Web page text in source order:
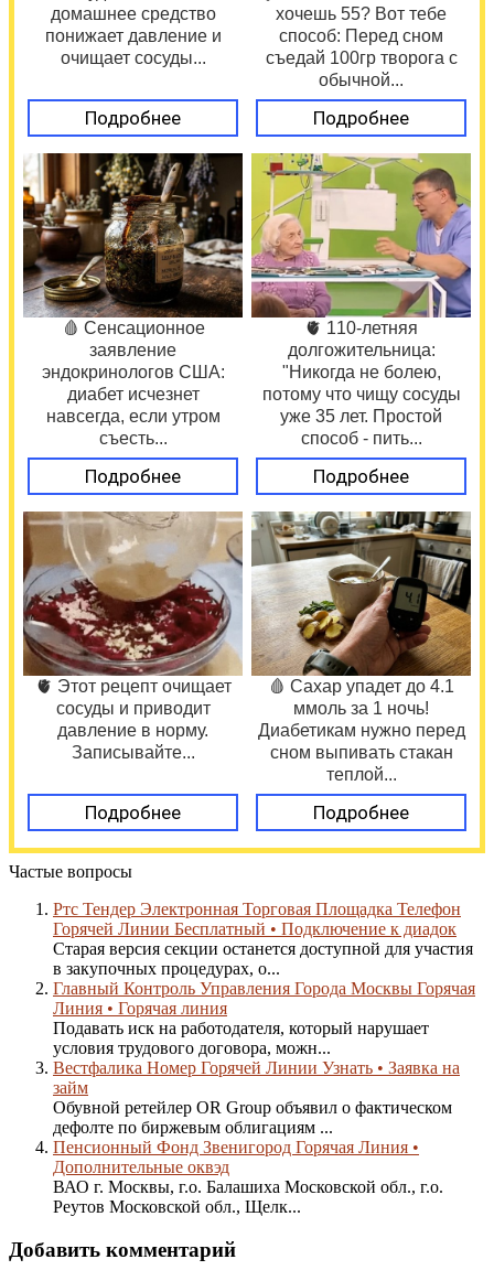
домашнее средство
понижает давление и
очищает сосуды...
Подробнее
хочешь 55? Вот тебе
способ: Перед сном
съедай 100гр творога с
обычной...
Подробнее
🩸 Сенсационное
заявление
эндокринологов США:
диабет исчезнет
навсегда, если утром
съесть...
Подробнее
🫀 110-летняя
долгожительница:
"Никогда не болею,
потому что чищу сосуды
уже 35 лет. Простой
способ - пить...
Подробнее
🫀 Этот рецепт очищает
сосуды и приводит
давление в норму.
Записывайте...
Подробнее
🩸 Сахар упадет до 4.1
ммоль за 1 ночь!
Диабетикам нужно перед
сном выпивать стакан
теплой...
Подробнее
Частые вопросы
Ртс Тендер Электронная Торговая Площадка Телефон
Горячей Линии Бесплатный • Подключение к диадок
Старая версия секции останется доступной для участия
в закупочных процедурах, о...
Главный Контроль Управления Города Москвы Горячая
Линия • Горячая линия
Подавать иск на работодателя, который нарушает
условия трудового договора, можн...
Вестфалика Номер Горячей Линии Узнать • Заявка на
займ
Обувной ретейлер OR Group объявил о фактическом
дефолте по биржевым облигациям ...
Пенсионный Фонд Звенигород Горячая Линия •
Дополнительные оквэд
ВАО г. Москвы, г.о. Балашиха Московской обл., г.о.
Реутов Московской обл., Щелк...
Добавить комментарий